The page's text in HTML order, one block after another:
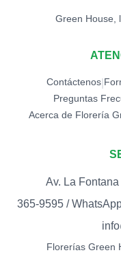
Green House,
Contáctenos
Preguntas
Acerca de Florería
Av. La
365-9595 /
Florerías Green